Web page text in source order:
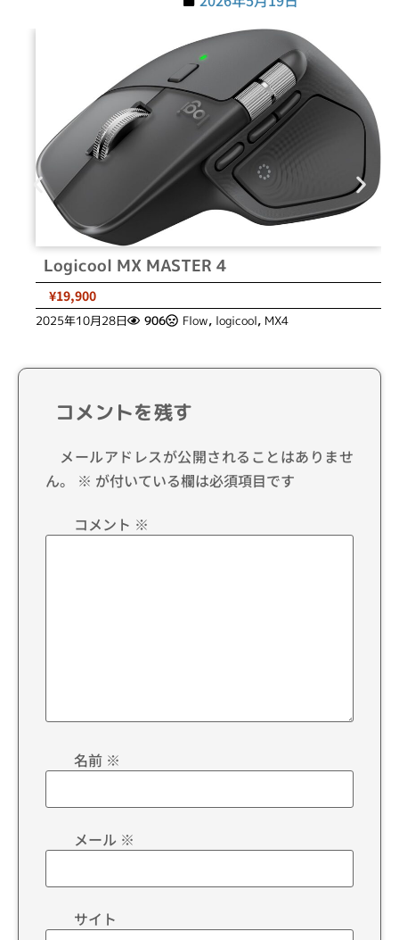
Logicool MX MASTER 4
¥19,900
2025年10月28日 906 Flow, logicool, MX4
コメントを残す
メールアドレスが公開されることはありませ
ん。
※ が付いている欄は必須項目です
コメント ※
名前 ※
メール ※
サイト